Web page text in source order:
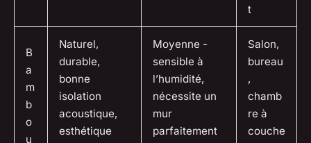
t
B
a
m
b
o
u
Naturel,
durable,
bonne
isolation
acoustique,
esthétique
Moyenne -
sensible à
l’humidité,
nécessite un
mur
parfaitement
Salon,
bureau
,
chamb
re à
couche